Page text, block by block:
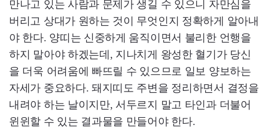
만나고 있는 사람과 문제가 생길 수 있으니 자만심을
버리고 상대가 원하는 것이 무엇인지 정확하게 알아내
야 한다. 양띠는 신중하게 움직이면서 불리한 언행을
하지 말아야 하겠는데, 지나치게 왕성한 혈기가 당신
을 더욱 어려움에 빠뜨릴 수 있으므로 일보 양보하는
자세가 중요하다. 돼지띠도 주변을 정리하면서 결정을
내려야 하는 날이지만, 서두르지 말고 타인과 더불어
윈윈할 수 있는 결과물을 만들어야 한다.